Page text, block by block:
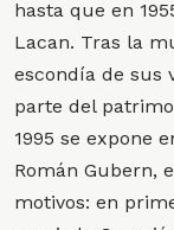
hasta que en
Lacan. Tras la
escondía de sus
parte del
1995 se expone
Román Gubern,
motivos: en